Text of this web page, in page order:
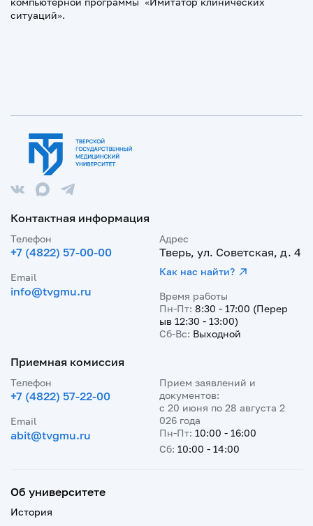
ситуаций».
Контактная информация
Телефон
+7 (4822) 57-00-00
Email
info@tvgmu.ru
Адрес
Тверь, ул. Советская, д. 4
Как нас найти?
Время работы
Пн-Пт: 8:30 - 17:00 (Перер
ыв 12:30 - 13:00)
Сб-Вс: Выходной
Приемная комиссия
Телефон
+7 (4822) 57-22-00
Email
abit@tvgmu.ru
Прием заявлений и
документов:
с 20 июня по 28 августа 2
026 года
Пн-Пт: 10:00 - 16:00
Сб: 10:00 - 14:00
Об университете
История